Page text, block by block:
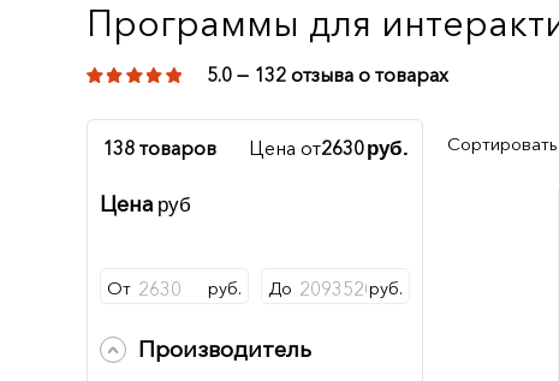
Программы для
5.0 — 132 отзыва о товарах
138 товаров Цена от2630руб.
Цена руб
От руб. До руб.
Производитель